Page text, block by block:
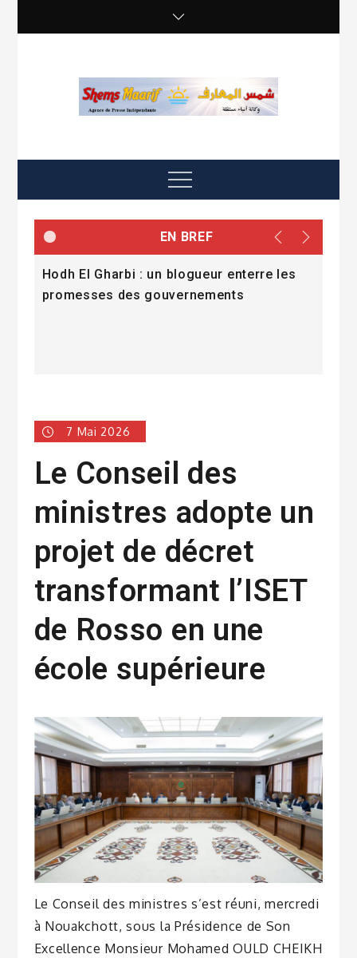
Menu
EN BREF
Hodh El Gharbi : un blogueur enterre les
promesses des gouvernements
7 Mai 2026
Le Conseil des
ministres adopte un
projet de décret
transformant l’ISET
de Rosso en une
école supérieure
Le Conseil des ministres s’est réuni, mercredi
à Nouakchott, sous la Présidence de Son
Excellence Monsieur Mohamed OULD CHEIKH